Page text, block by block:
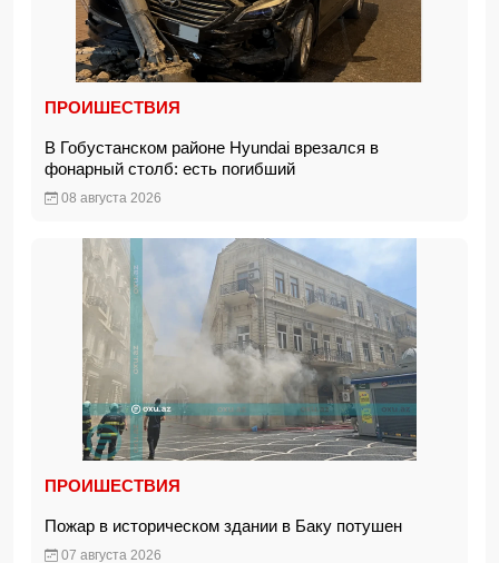
ПРОИШЕСТВИЯ
В Гобустанском районе Hyundai врезался в
фонарный столб: есть погибший
08 августа 2026
ПРОИШЕСТВИЯ
Пожар в историческом здании в Баку потушен
07 августа 2026